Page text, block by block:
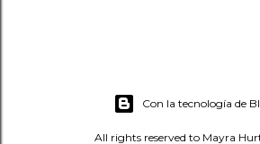
Con la tecnología de
All rights reserved to Mayra